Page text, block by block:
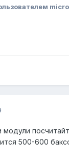
500-600